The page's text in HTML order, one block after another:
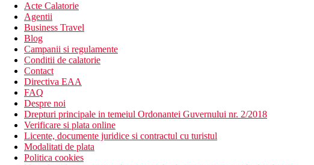
Acte Calatorie
Agentii
Business Travel
Blog
Campanii si regulamente
Conditii de calatorie
Contact
Directiva EAA
FAQ
Despre noi
Drepturi principale in temeiul Ordonantei Guvernului nr. 2/2018
Verificare si plata online
Licente, documente juridice si contractul cu turistul
Modalitati de plata
Politica cookies